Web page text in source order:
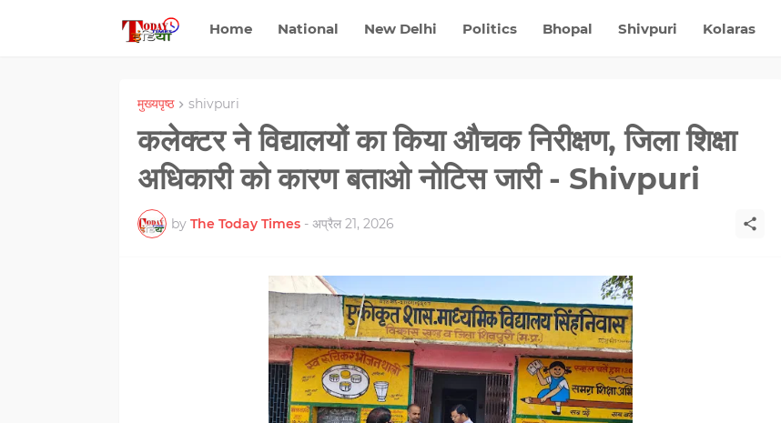
Home National New Delhi Politics Bhopal Shivpuri Kolaras
मुख्यपृष्ठ shivpuri
कलेक्टर ने विद्यालयों का किया औचक निरीक्षण, जिला शिक्षा
अधिकारी को कारण बताओ नोटिस जारी - Shivpuri
by The Today Times - अप्रैल 21, 2026